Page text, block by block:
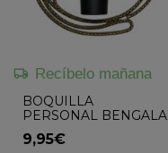
Recíbelo mañana
BOQUILLA
PERSONAL BENGALA
COOPER
9,95€